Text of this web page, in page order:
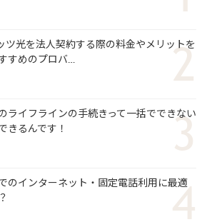
ツ光を法人契約する際の料金やメリットを
すめのプロバ…
ライフラインの手続きって一括でできない
きるんです！
のインターネット・固定電話利用に最適